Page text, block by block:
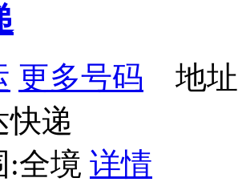
更多号码 地址
快递
:全境 详情